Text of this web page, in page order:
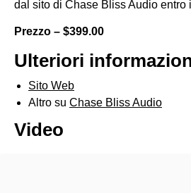
dal sito di Chase Bliss Audio entro
Prezzo – $399.00
Ulteriori
Sito Web
Altro su Chase Bliss Audio
Video